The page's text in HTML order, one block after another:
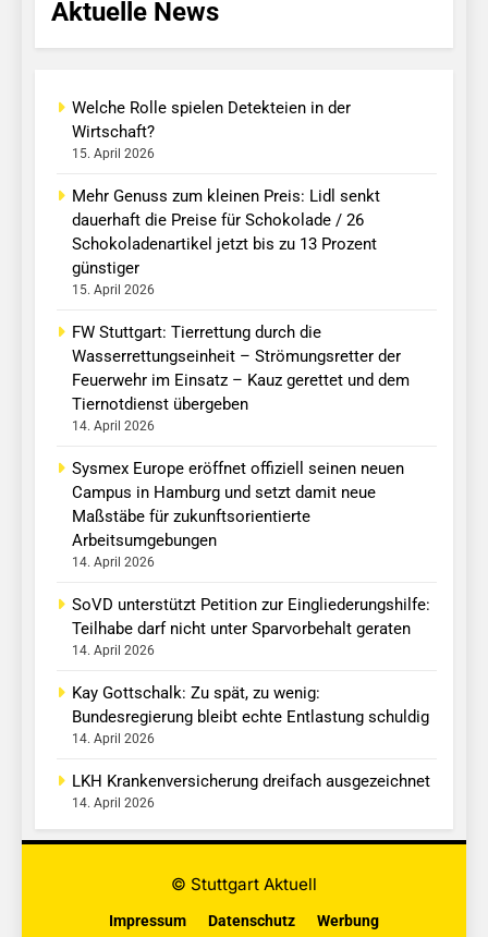
Aktuelle News
Welche Rolle spielen Detekteien in der
Wirtschaft?
15. April 2026
Mehr Genuss zum kleinen Preis: Lidl senkt
dauerhaft die Preise für Schokolade / 26
Schokoladenartikel jetzt bis zu 13 Prozent
günstiger
15. April 2026
FW Stuttgart: Tierrettung durch die
Wasserrettungseinheit – Strömungsretter der
Feuerwehr im Einsatz – Kauz gerettet und dem
Tiernotdienst übergeben
14. April 2026
Sysmex Europe eröffnet offiziell seinen neuen
Campus in Hamburg und setzt damit neue
Maßstäbe für zukunftsorientierte
Arbeitsumgebungen
14. April 2026
SoVD unterstützt Petition zur Eingliederungshilfe:
Teilhabe darf nicht unter Sparvorbehalt geraten
14. April 2026
Kay Gottschalk: Zu spät, zu wenig:
Bundesregierung bleibt echte Entlastung schuldig
14. April 2026
LKH Krankenversicherung dreifach ausgezeichnet
14. April 2026
© Stuttgart Aktuell
Impressum Datenschutz Werbung